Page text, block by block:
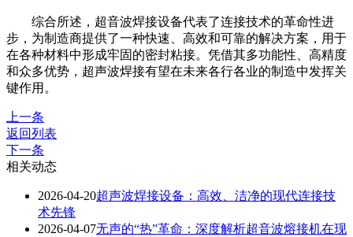
综合所述，超音波焊接设备代表了连接技术的革命性进
步，为制造商提供了一种快速、高效和可靠的解决方案，用于
在各种材料中形成牢固的密封粘接。凭借其多功能性、高精度
和众多优势，超声波焊接有望在未来各行各业的制造中发挥关
键作用。
上一条
返回列表
下一条
相关动态
2026-04-20超声波焊接设备：高效、洁净的现代连接技
术先锋
2026-04-07无声的“热”革命：深度解析超音波熔接机在现